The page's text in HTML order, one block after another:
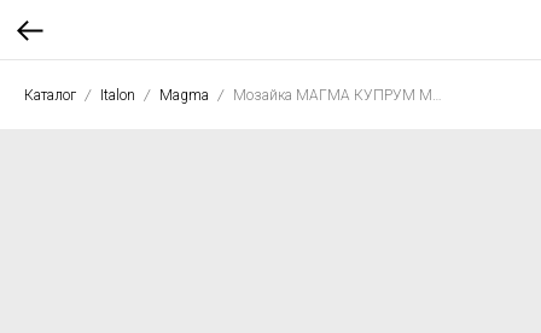
Каталог Italon Magma